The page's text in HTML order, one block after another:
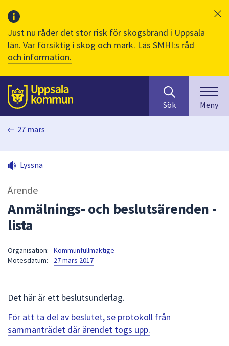
Just nu råder det stor risk för skogsbrand i Uppsala
län. Var försiktig i skog och mark. Läs SMHI:s råd
och information.
Till sidans
huvudinnehåll
efter
innehåll
på
sökfältet
kommer
för
att
navigera
Sök Meny
27 mars
Lyssna
Ärende
Anmälnings- och beslutsärenden -
lista
Organisation:
Kommunfullmäktige
Mötesdatum:
27 mars 2017
Det här är ett beslutsunderlag.
För att ta del av beslutet, se protokoll från
sammanträdet där ärendet togs upp.